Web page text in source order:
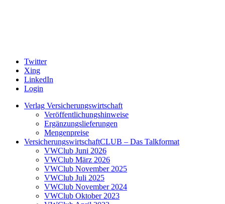
Twitter
Xing
LinkedIn
Login
Verlag Versicherungswirtschaft
Veröffentlichungshinweise
Ergänzungslieferungen
Mengenpreise
VersicherungswirtschaftCLUB – Das Talkformat
VWClub Juni 2026
VWClub März 2026
VWClub November 2025
VWClub Juli 2025
VWClub November 2024
VWClub Oktober 2023